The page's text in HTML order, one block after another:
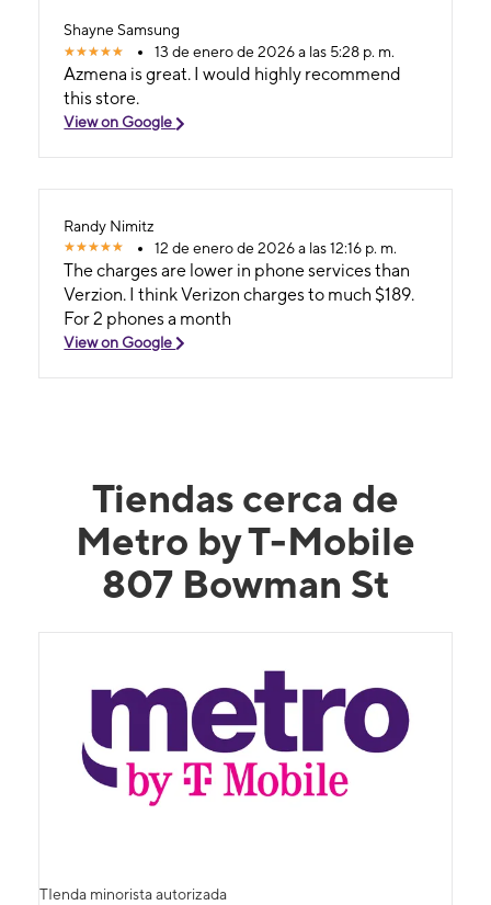
Shayne Samsung
13 de enero de 2026 a las 5:28 p. m.
Azmena is great. I would highly recommend
this store.
View on Google
Randy Nimitz
12 de enero de 2026 a las 12:16 p. m.
The charges are lower in phone services than
Verzion. I think Verizon charges to much $189.
For 2 phones a month
View on Google
Tiendas cerca de
Metro by T-Mobile
807 Bowman St
TIenda minorista autorizada